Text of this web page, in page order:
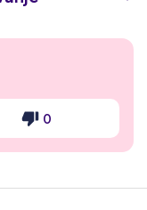
0